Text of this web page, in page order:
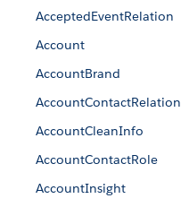
AcceptedEventRelation
Account
AccountBrand
AccountContactRelation
AccountCleanInfo
AccountContactRole
AccountInsight